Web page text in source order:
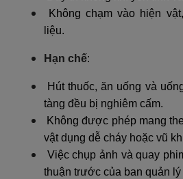
Không chạm vào hiện
liệu.
Hạn chế:
Hút thuốc, ăn uống và
tàng đều bị nghiêm cấm.
Không được phép mang
vật dụng dễ cháy hoặc vũ
Việc chụp ảnh và quay
thuận trước của ban quản lý